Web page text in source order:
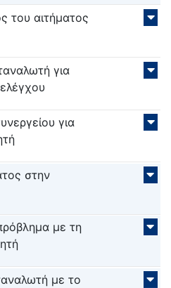
του αιτήματος
για
για
στην
με τη
με το